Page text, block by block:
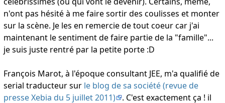
n'ont pas hésité à me faire sortir des coulisses et monter
sur la scène. Je les en remercie de tout coeur car j'ai
maintenant le sentiment de faire partie de la "famille"...
je suis juste rentré par la petite porte :D
François Marot, à l'époque consultant JEE, m'a qualifié de
serial traducteur sur le blog de sa société (revue de
presse Xebia du 5 juillet 2011)
. C'est exactement ça ! il